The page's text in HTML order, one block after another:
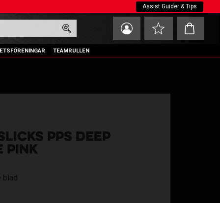
Assist Guider & Tips
Favoriter
Kundvagn
TEAMRULLEN
PPS DEEP
PINK
blad